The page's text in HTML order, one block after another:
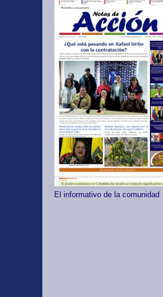
El informativo de la comunidad